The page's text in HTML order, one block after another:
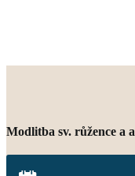
Modlitba sv. růžence a